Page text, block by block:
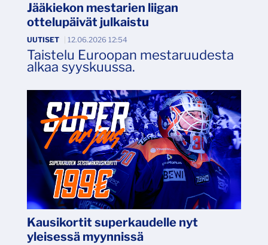
Jääkiekon mestarien liigan
ottelupäivät julkaistu
UUTISET 12.06.2026 12:54
Taistelu Euroopan mestaruudesta
alkaa syyskuussa.
Kausikortit superkaudelle nyt
yleisessä myynnissä